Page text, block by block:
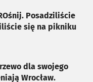
Posadziliście
się na pikniku
dla swojego
Wrocław.